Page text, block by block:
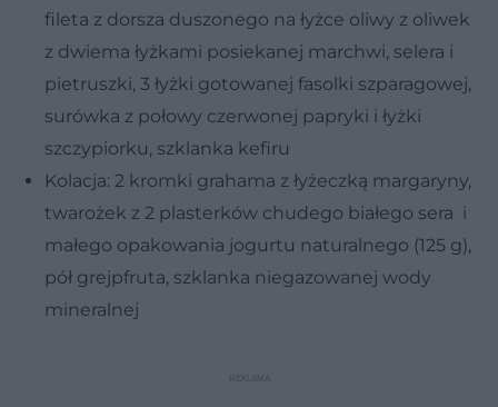
fileta z dorsza duszonego na łyżce oliwy z oliwek
z dwiema łyżkami posiekanej marchwi, selera i
pietruszki, 3 łyżki gotowanej fasolki szparagowej,
surówka z połowy czerwonej papryki i łyżki
szczypiorku, szklanka kefiru
Kolacja: 2 kromki grahama z łyżeczką margaryny,
twarożek z 2 plasterków chudego białego sera i
małego opakowania jogurtu naturalnego (125 g),
pół grejpfruta, szklanka niegazowanej wody
mineralnej